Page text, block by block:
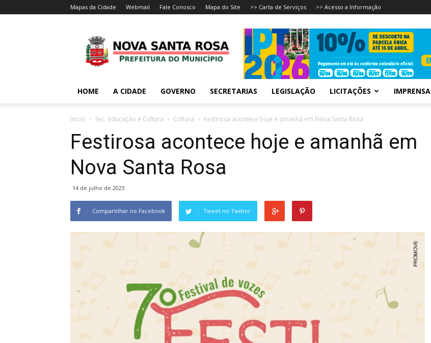
Mapas da Cidade Webmail Fale Conosco Mapa do Site >> Carta de Serviços >> Acesso a Informação
HOME A CIDADE GOVERNO SECRETARIAS LEGISLAÇÃO LICITAÇÕES IMPRENSA
Inicio Sec. Educação e Cultura Cultura Festirosa acontece hoje e amanhã em Nova Santa Rosa
Festirosa acontece hoje e amanhã em
Nova Santa Rosa
14 de julho de 2023
Compartilhar no Facebook Tweet no Twitter